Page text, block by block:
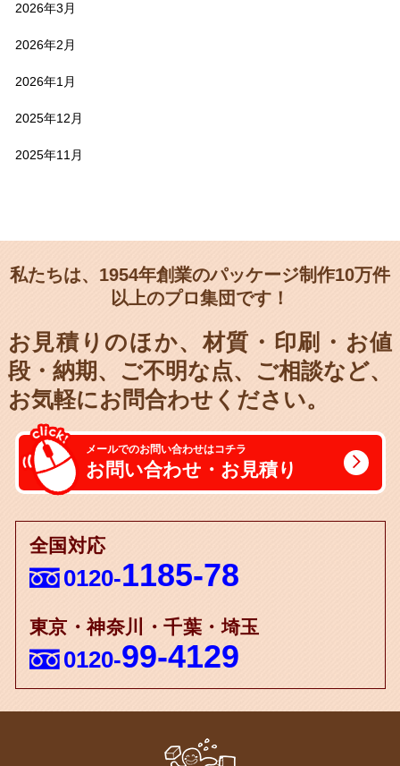
2026年3月
2026年2月
2026年1月
2025年12月
2025年11月
私たちは、1954年創業のパッケージ制作10万件
以上のプロ集団です！
お見積りのほか、材質・印刷・お値
段・納期、
ご不明な点、ご相談など、
お気軽にお問合わせください。
メールでのお問い合わせはコチラ
お問い合わせ・お見積り
全国対応
0120-1185-78
東京・神奈川・千葉・埼玉
0120-99-4129